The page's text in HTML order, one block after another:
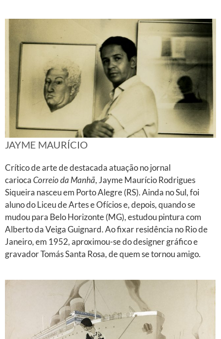
JAYME MAURÍCIO
Crítico de arte de destacada atuação no jornal
cariocaCorreio da Manhã, Jayme Maurício Rodrigues
Siqueira nasceu em Porto Alegre (RS). Ainda no Sul, foi
aluno do Liceu de Artes e Ofícios e, depois, quando se
mudou para Belo Horizonte (MG), estudou pintura com
Alberto da Veiga Guignard. Ao fixar residência no Rio de
Janeiro, em 1952, aproximou-se do designer gráfico e
gravador Tomás Santa Rosa, de quem se tornou amigo.